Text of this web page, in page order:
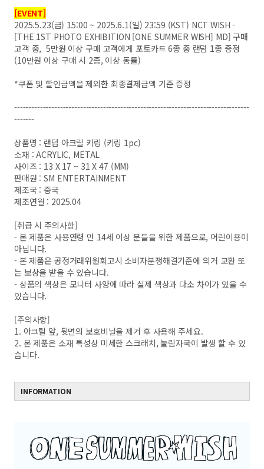
[EVENT]
2025.5.23(금) 15:00 ~ 2025.6.1(일) 23:59 (KST) NCT WISH -
[THE 1ST PHOTO EXHIBITION [ONE SUMMER WISH] MD] 구매
고객 중, 5만원 이상 구매 고객에게 포토카드 6종 중 랜덤 1종 증정
(10만원 이상 구매 시 2종, 이상 동률)
*쿠폰 및 할인금액을 제외한 최종결제금액 기준 증정
----------------------------------------------------------------------------------
-------
상품명 : 랜덤 아크릴 키링 (키링 1pc)
소재 : ACRYLIC, METAL
사이즈 : 13 X 17 ~ 31 X 47 (MM)
판매원 : SM ENTERTAINMENT
제조국 : 중국
제조연월 : 2025.04
[취급 시 주의사항]
- 본 제품은 사용연령 만 14세 이상 분들을 위한 제품으로, 어린이용이
아닙니다.
- 본 제품은 공정거래위원회고시 소비자분쟁해결기준에 의거 교환 또
는 보상을 받을 수 있습니다.
- 상품의 색상은 모니터 사양에 따라 실제 색상과 다소 차이가 있을 수
있습니다.
[주의사항]
1. 아크릴 앞, 뒷면의 보호비닐을 제거 후 사용해 주세요.
2. 본 제품은 소재 특성상 미세한 스크래치, 눌림자국이 발생 할 수 있
습니다.
INFORMATION